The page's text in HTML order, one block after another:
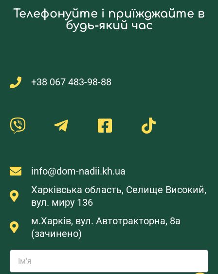
Телефонуйте і приїжджайте в
будь-який час
+38 067 483-98-88
info@dom-nadii.kh.ua
Харківська область, Селище Високий,
вул. миру 136
м.Харків, вул. Автотракторна, 8а
(зачинено)